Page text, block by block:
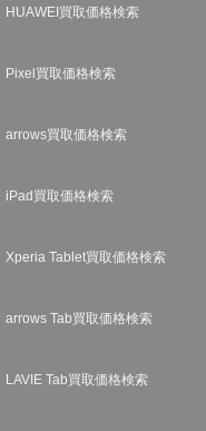
HUAWEI買取価格検索
Pixel買取価格検索
arrows買取価格検索
iPad買取価格検索
Xperia Tablet買取価格検索
arrows Tab買取価格検索
LAVIE Tab買取価格検索